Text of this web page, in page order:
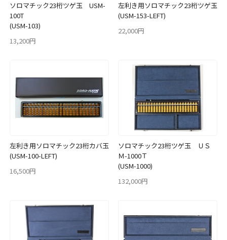
ソロマチック23桁ツゲ玉 USM-
100T
(USM-103)
13,200円
左利き用ソロマチック23桁ツゲ玉
(USM-153-LEFT)
22,000円
左利き用ソロマチック23桁カバ玉
(USM-100-LEFT)
16,500円
ソロマチック23桁ツゲ玉 ＵＳ
Ｍ-1000Ｔ
(USM-1000)
132,000円